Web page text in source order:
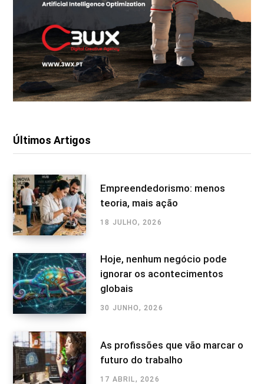
Últimos Artigos
Empreendedorismo: menos
teoria, mais ação
18 JULHO, 2026
Hoje, nenhum negócio pode
ignorar os acontecimentos
globais
30 JUNHO, 2026
As profissões que vão marcar o
futuro do trabalho
17 ABRIL, 2026